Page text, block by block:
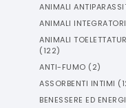
ANIMALI
ANIMALI
ANIMALI
(122)
ANTI-FUMO (2)
ASSORBENTI INTIMI (
BENESSERE ED